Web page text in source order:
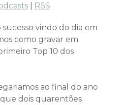
RSS
vindo do dia em
como gravar em
Top 10 dos
ao final do ano
dois quarentões